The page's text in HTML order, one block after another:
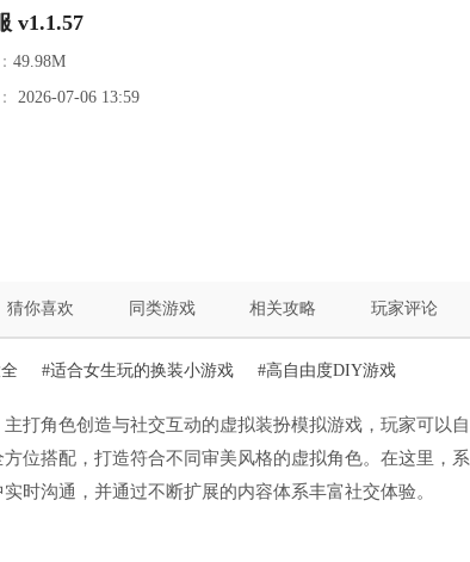
v1.1.57
49.98M
2026-07-06 13:59
猜你喜欢 同类游戏 相关攻略 玩家评论
#适合女生玩的换装小游戏
#高自由度DIY游戏
主打角色创造与社交互动的虚拟装扮模拟游戏，玩家可以自
位搭配，打造符合不同审美风格的虚拟角色。在这里，系
时沟通，并通过不断扩展的内容体系丰富社交体验。